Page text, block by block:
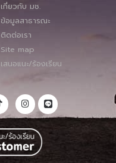
เกี่ยวกับ มช.
ข้อมูลสาธารณะ
ติดต่อเรา
Site map
เสนอแนะ/ร้องเรียน